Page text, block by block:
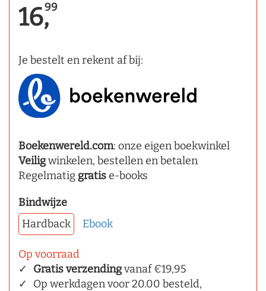
16,99
Je bestelt en rekent af bij:
Boekenwereld.com: onze eigen boekwinkel
Veiligwinkelen, bestellen en betalen
Regelmatig gratise-books
Bindwijze
Hardback
Ebook
Op voorraad
Gratis verzendingvanaf €19,95
Op werkdagen voor 20.00 besteld,